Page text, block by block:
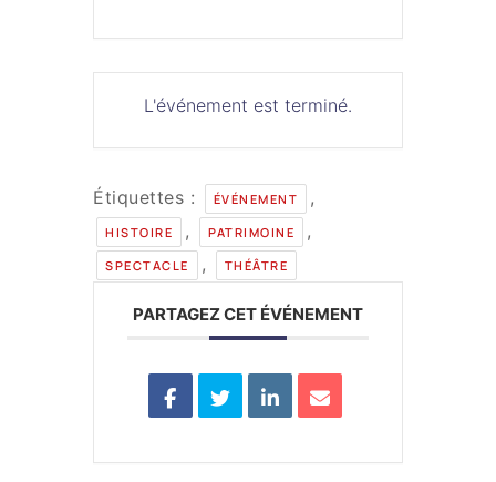
L'événement est terminé.
Étiquettes : ÉVÉNEMENT ,
HISTOIRE , PATRIMOINE ,
SPECTACLE , THÉÂTRE
PARTAGEZ CET ÉVÉNEMENT